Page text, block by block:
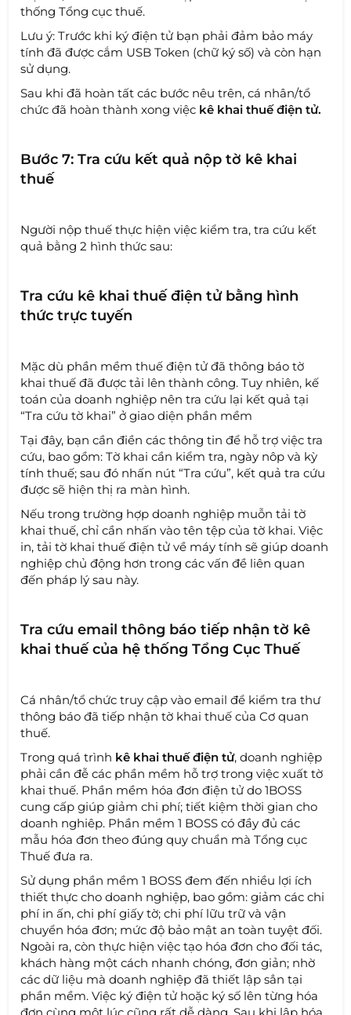
thống Tổng cục thuế.
Lưu ý: Trước khi ký điện tử bạn phải đảm bảo máy
tính đã được cắm USB Token (chữ ký số) và còn hạn
sử dụng.
Sau khi đã hoàn tất các bước nêu trên, cá nhân/tổ
chức đã hoàn thành xong việc kê khai thuế điện tử.
Bước 7: Tra cứu kết quả nộp tờ kê khai
thuế
Người nộp thuế thực hiện việc kiểm tra, tra cứu kết
quả bằng 2 hình thức sau:
Tra cứu kê khai thuế điện tử bằng hình
thức trực tuyến
Mặc dù phần mềm thuế điện tử đã thông báo tờ
khai thuế đã được tải lên thành công. Tuy nhiên, kế
toán của doanh nghiệp nên tra cứu lại kết quả tại
“Tra cứu tờ khai” ở giao diện phần mềm
Tại đây, bạn cần điền các thông tin để hỗ trợ việc tra
cứu, bao gồm: Tờ khai cần kiểm tra, ngày nôp và kỳ
tính thuế; sau đó nhấn nút “Tra cứu”, kết quả tra cứu
được sẽ hiện thị ra màn hình.
Nếu trong trường hợp doanh nghiệp muỗn tải tờ
khai thuế, chỉ cần nhấn vào tên tệp của tờ khai. Việc
in, tải tờ khai thuế điện tử về máy tính sẽ giúp doanh
nghiệp chủ động hơn trong các vấn đề liên quan
đến pháp lý sau này.
Tra cứu email thông báo tiếp nhận tờ kê
khai thuế của hệ thống Tổng Cục Thuế
Cá nhân/tổ chức truy cập vào email để kiểm tra thư
thông báo đã tiếp nhận tờ khai thuế của Cơ quan
thuế.
Trong quá trình kê khai thuế điện tử, doanh nghiệp
phải cần đễ các phần mềm hỗ trợ trong việc xuất tờ
khai thuế. Phần mềm hóa đơn điện tử do 1BOSS
cung cấp giúp giảm chi phí; tiết kiệm thời gian cho
doanh nghiêp. Phần mềm 1 BOSS có đầy đủ các
mẫu hóa đơn theo đúng quy chuẩn mà Tổng cục
Thuế đưa ra.
Sử dụng phần mềm 1 BOSS đem đến nhiều lợi ích
thiết thực cho doanh nghiệp, bao gồm: giảm các chi
phí in ấn, chi phí giấy tờ; chi phí lữu trữ và vận
chuyển hóa đơn; mức độ bảo mật an toàn tuyệt đối.
Ngoài ra, còn thực hiện việc tạo hóa đơn cho đối tác,
khách hàng một cách nhanh chóng, đơn giản; nhờ
các dữ liệu mà doanh nghiệp đã thiết lập sẳn tại
phần mềm. Việc ký điện tử hoặc ký số lên từng hóa